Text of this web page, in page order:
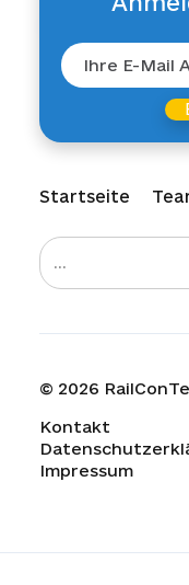
Startseite
© 2026
Kontakt
Impressum